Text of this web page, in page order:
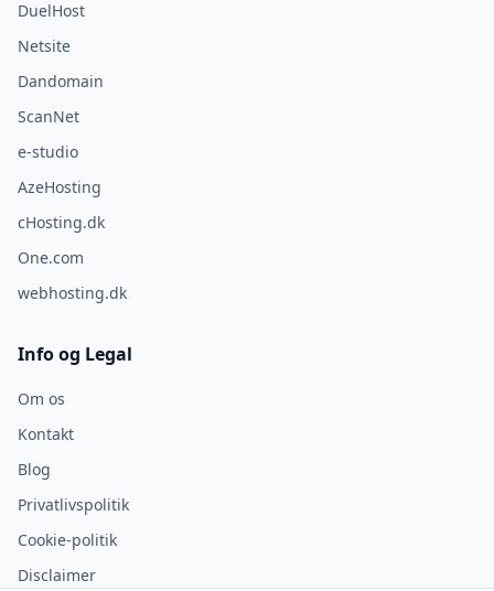
DuelHost
Netsite
Dandomain
ScanNet
e-studio
AzeHosting
cHosting.dk
One.com
webhosting.dk
Info og Legal
Om os
Kontakt
Blog
Privatlivspolitik
Cookie-politik
Disclaimer